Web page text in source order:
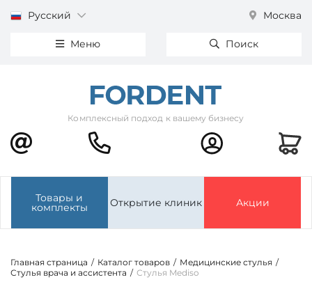
Русский Москва
Меню Поиск
Комплексный подход к вашему бизнесу
Товары и
комплекты Открытие клиник Акции
Главная страница / Каталог товаров / Медицинские стулья /
Стулья врача и ассистента / Стулья Mediso